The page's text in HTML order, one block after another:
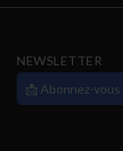
NEWSLETTER
📩 Abonnez-